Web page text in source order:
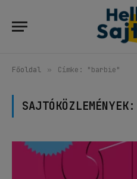
Főoldal » Címke: "barbie"
SAJTÓKÖZLEMÉNYEK: